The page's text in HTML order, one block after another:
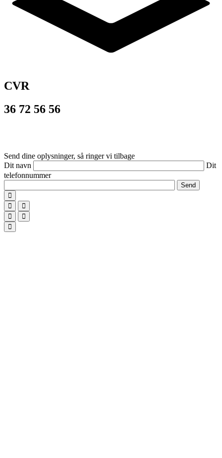
CVR
36 72 56 56
Send dine oplysninger, så ringer vi tilbage
Dit navn
Dit
telefonnummer